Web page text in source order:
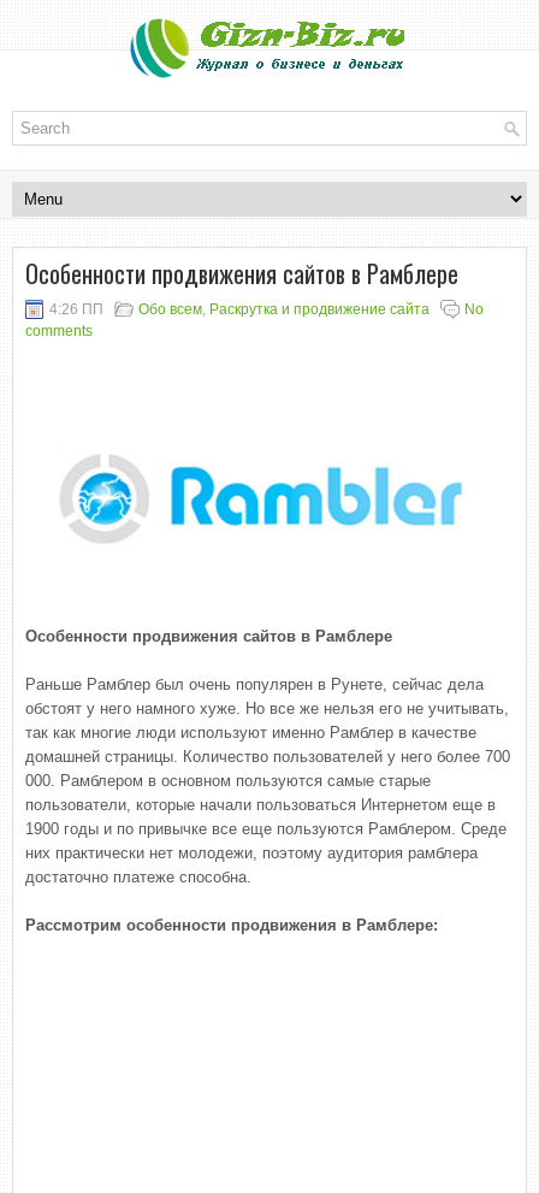
Особенности продвижения сайтов в Рамблере
4:26 ПП Обо всем, Раскрутка и продвижение сайта
No
comments
Особенности продвижения сайтов в Рамблере
Раньше Рамблер был очень популярен в Рунете, сейчас дела
обстоят у него намного хуже. Но все же нельзя его не учитывать,
так как многие люди используют именно Рамблер в качестве
домашней страницы. Количество пользователей у него более 700
000. Рамблером в основном пользуются самые старые
пользователи, которые начали пользоваться Интернетом еще в
1900 годы и по привычке все еще пользуются Рамблером. Среде
них практически нет молодежи, поэтому аудитория рамблера
достаточно платеже способна.
Рассмотрим особенности продвижения в Рамблере: